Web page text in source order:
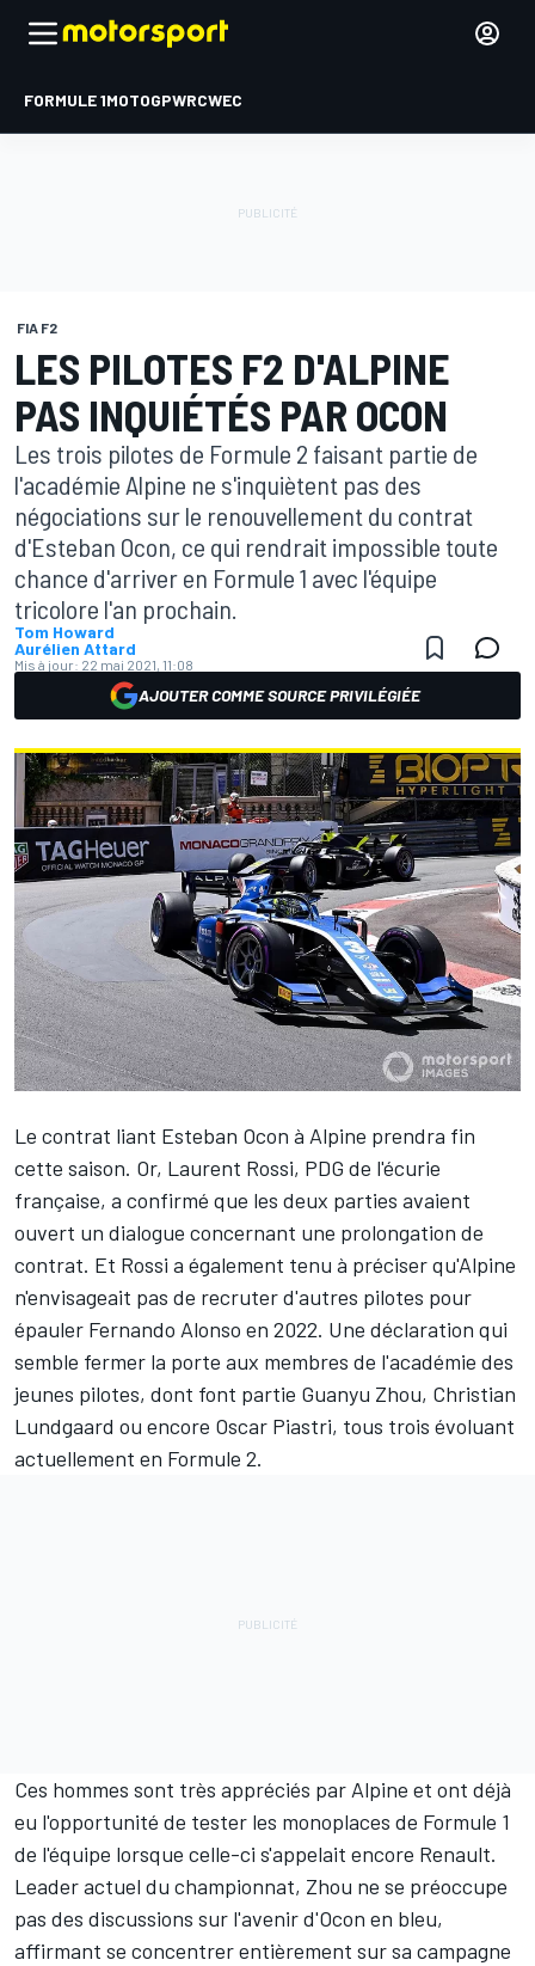
FORMULE 1MOTOGPWRCWEC
FIA F2
LES PILOTES F2 D'ALPINE
PAS INQUIÉTÉS PAR OCON
Les trois pilotes de Formule 2 faisant partie de
l'académie Alpine ne s'inquiètent pas des
négociations sur le renouvellement du contrat
d'Esteban Ocon, ce qui rendrait impossible toute
chance d'arriver en Formule 1 avec l'équipe
tricolore l'an prochain.
Tom Howard
Aurélien Attard
Mis à jour: 22 mai 2021, 11:08
AJOUTER COMME SOURCE PRIVILÉGIÉE
Le contrat liant Esteban Ocon à Alpine prendra fin
cette saison. Or, Laurent Rossi, PDG de l'écurie
française, a confirmé que les deux parties avaient
ouvert un dialogue concernant une prolongation de
contrat. Et Rossi a également tenu à préciser qu'Alpine
n'envisageait pas de recruter d'autres pilotes pour
épauler Fernando Alonso en 2022. Une déclaration qui
semble fermer la porte aux membres de l'académie des
jeunes pilotes, dont font partie Guanyu Zhou, Christian
Lundgaard ou encore Oscar Piastri, tous trois évoluant
actuellement en Formule 2.
Ces hommes sont très appréciés par Alpine et ont déjà
eu l'opportunité de tester les monoplaces de Formule 1
de l'équipe lorsque celle-ci s'appelait encore Renault.
Leader actuel du championnat, Zhou ne se préoccupe
pas des discussions sur l'avenir d'Ocon en bleu,
affirmant se concentrer entièrement sur sa campagne